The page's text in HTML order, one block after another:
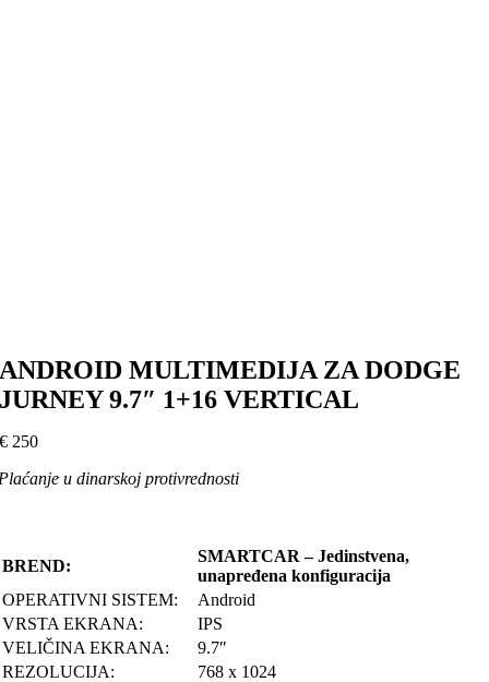
ANDROID MULTIMEDIJA ZA DODGE
JURNEY 9.7″ 1+16 VERTICAL
€ 250
u dinarskoj protivrednosti
BREND:
SMARTCAR – Jedinstvena,
unapređena konfiguracija
OPERATIVNI SISTEM:
Android
VRSTA EKRANA:
IPS
VELIČINA EKRANA:
9.7″
REZOLUCIJA:
768 x 1024